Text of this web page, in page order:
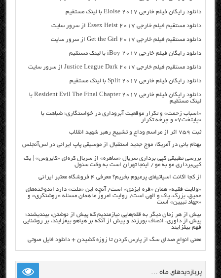
دانلود رایگان فیلم خارجی Eloise 2017 با لینک مستقیم
دانلود مستقیم فیلم خارجی Essex Heist 2017 از سرور سایت
دانلود مستقیم فیلم خارجی Get the Girl 2017 از سرور سایت
دانلود رایگان فیلم خارجی iBoy 2017 با لینک مستقیم
دانلود مستقیم فیلم خارجی Justice League Dark 2017 از سرور سایت
دانلود رایگان فیلم خارجی Split 2017 با لینک مستقیم
دانلود رایگان فیلم خارجی Resident Evil The Final Chapter 2017 با
لینک مستقیم
«اسباب زحمت» و تکرار موقعیت آبروداری در خواستگاری؛ شباهت با
«پایتخت۷» و چرخه تکرار
ثبت ۷۵۹ اثر از مراسم وداع و تشییع رهبر شهید انقلاب
بهنام بانی در آمریکا: موج جدید استقبال از موسیقی پاپ ایرانی در لس‌آنجلس
بررسی تطبیقی کپی برداری سریال «ساهره» از سریال کره‌ای «کایروس» | یک
کپی‌برداری مو به مو / اینجا تهران است به وقت سئول
از کجا اکانت اسپاتیفای پرمیوم بخریم؟ معرفی ۴ فروشگاه معتبر ایرانی
«ولایت فقیه» همان «فره ایزدی» است/ آنچه این «ملت» دارد اندوخته‌های
عمیق، بزرگ، پاک و الهی است/ روایت امروز ما همان مسئله «روشنگری» و
«جهاد تبیین» است
بیش از هر زمان دیگر به قلم‌هایی نیازمندیم که پیش از نوشتن، بیندیشند؛
پیش از داوری، انصاف بورزند و پیش از آنکه بر هیاهو بیفزایند، بر روشنایی
فهم بیفزایند
معنی انواع صدای سگ از پارس کردن تا زوزه کشیدن + دانلود فایل صوتی
پربازدیدهای ماه …